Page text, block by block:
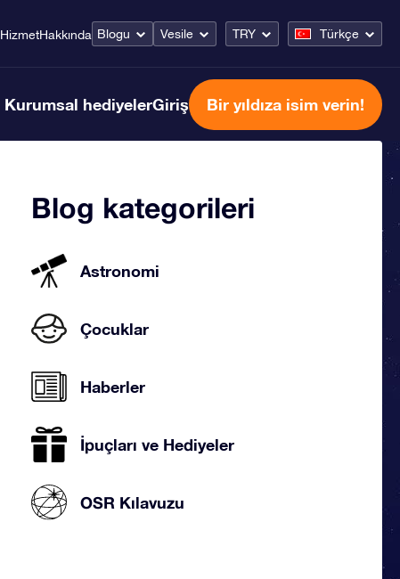
HizmetHakkında Blogu Vesile TRY Türkçe
Kurumsal hediyelerGiriş Bir yıldıza isim verin!
Blog kategorileri
Astronomi
Çocuklar
Haberler
İpuçları ve Hediyeler
OSR Kılavuzu